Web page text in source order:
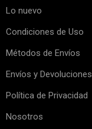
Lo nuevo
Condiciones de Uso
Métodos de Envíos
Envíos y Devoluciones
Política de Privacidad
Nosotros